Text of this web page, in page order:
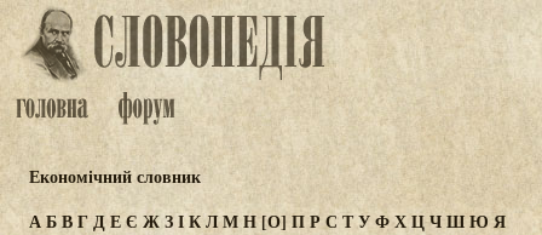
Економічний словник
АБВГДЕЄ ЖЗІКЛМН[О] ПРСТУФХЦЧШЮЯ